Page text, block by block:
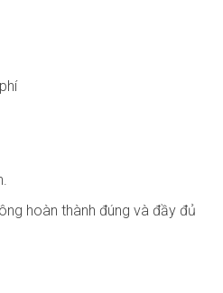
hoàn thành đúng và đầy đủ